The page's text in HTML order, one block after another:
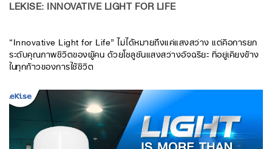
LEKISE: INNOVATIVE LIGHT FOR LIFE
“Innovative Light for Life” ไม่ได้หมายถึงแค่แสงสว่าง แต่คือการยก
ระดับคุณภาพชีวิตของผู้คน ด้วยโซลูชันแสงสว่างอัจฉริยะ ที่อยู่เคียงข้าง
ในทุกก้าวของการใช้ชีวิต